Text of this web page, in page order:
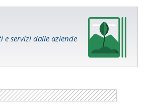
e servizi dalle aziende